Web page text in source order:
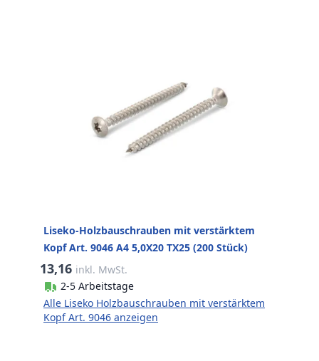
Liseko-Holzbauschrauben mit verstärktem
Kopf Art. 9046 A4 5,0X20 TX25 (200 Stück)
13,16 inkl. MwSt.
2-5 Arbeitstage
Alle Liseko Holzbauschrauben mit verstärktem
Kopf Art. 9046 anzeigen